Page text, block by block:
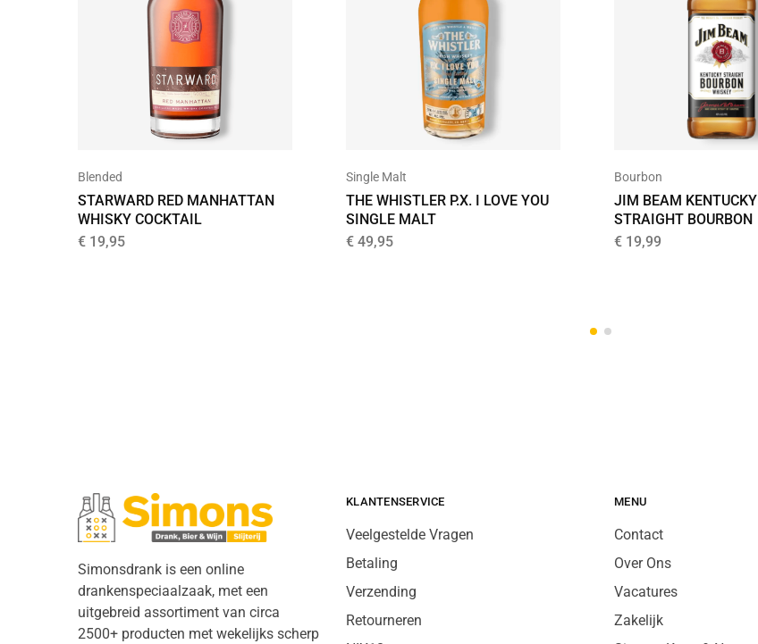
Blended
STARWARD RED MANHATTAN
WHISKY COCKTAIL
€ 19,95
Single Malt
THE WHISTLER P.X. I LOVE YOU
SINGLE MALT
€ 49,95
Bourbon
JIM BEAM KENTUCKY
STRAIGHT BOURBON
€ 19,99
Simonsdrank is een online
drankenspeciaalzaak, met een
uitgebreid assortiment van circa
2500+ producten met wekelijks scherp
KLANTENSERVICE
Veelgestelde Vragen
Betaling
Verzending
Retourneren
MENU
Contact
Over Ons
Vacatures
Zakelijk